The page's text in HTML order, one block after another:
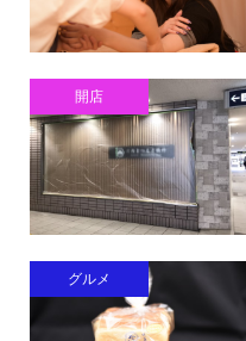
開店
グルメ